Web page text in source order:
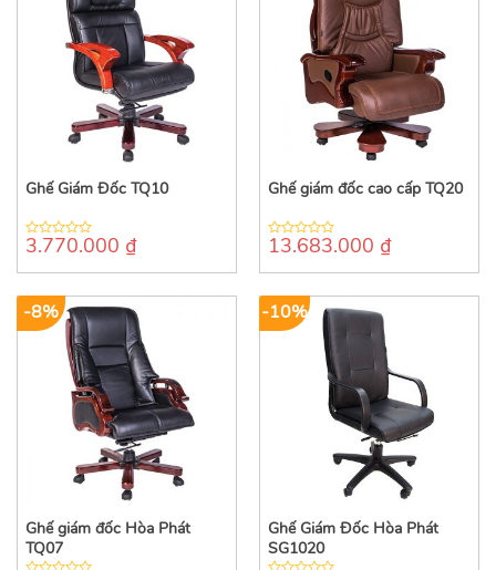
Ghế Giám Đốc TQ10
0
of
3.770.000 ₫
Ghế giám đốc cao cấp TQ20
0
of
13.683.000 ₫
-8%
Ghế giám đốc Hòa Phát
TQ07
-10%
Ghế Giám Đốc Hòa Phát
SG1020